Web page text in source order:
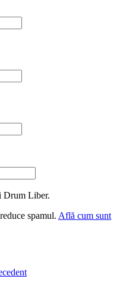
Drum Liber.
spamul. Află cum sunt